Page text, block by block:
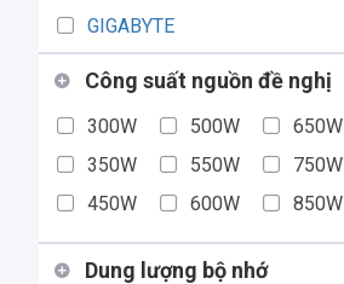
GIGABYTE
Công suất nguồn đề nghị
300W
350W
450W
500W
550W
600W
650W
750W
850W
Dung lượng bộ nhớ